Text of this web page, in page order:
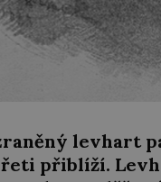
levhart
přiblíží.